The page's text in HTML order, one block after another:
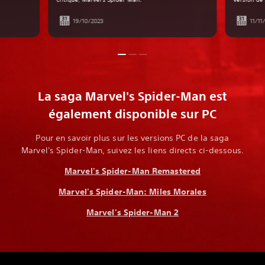
19/10/2023 11/
La saga Marvel's Spider-Man est
également disponible sur PC
Pour en savoir plus sur les versions PC de la saga
Marvel's Spider-Man, suivez les liens directs ci-dessous.
Marvel's Spider-Man Remastered
Marvel's Spider-Man: Miles Morales
Marvel's Spider-Man 2